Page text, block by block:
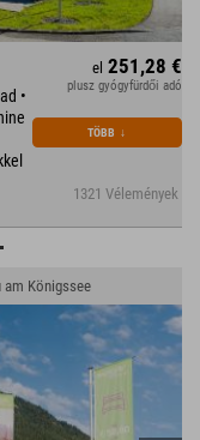
•
1321 Vélemények
el 251,28 €
plusz gyógyfürdői adó
TÖBB ↓
am Königssee